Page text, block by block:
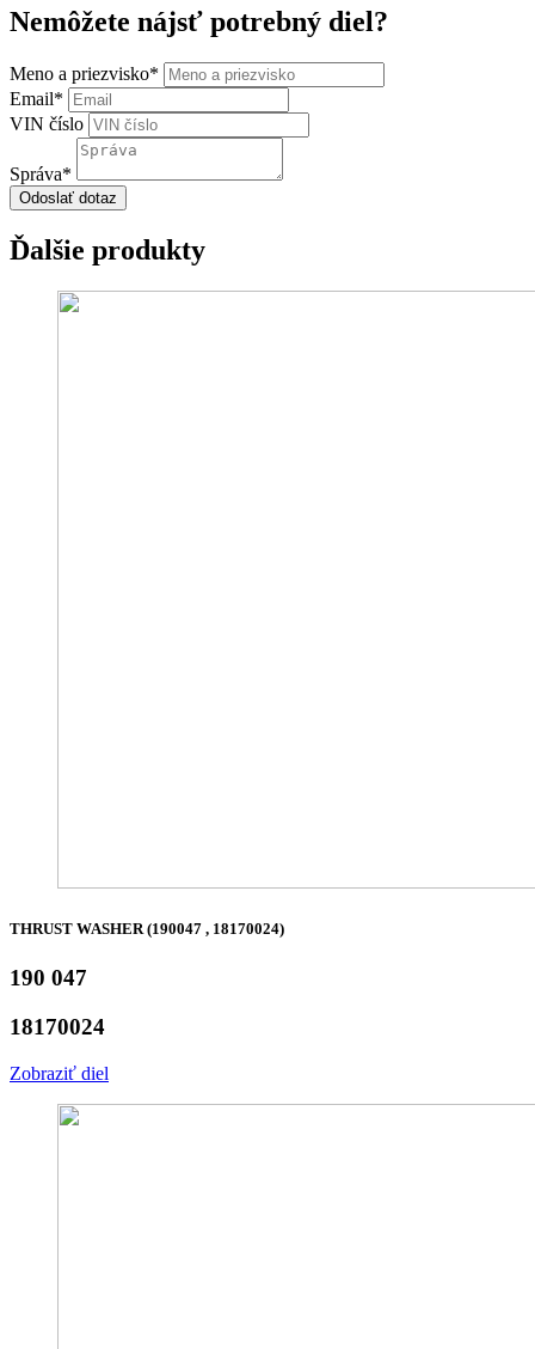
Nemôžete nájsť potrebný diel?
Meno a priezvisko*
Email*
VIN číslo
Správa*
Odoslať dotaz
Ďalšie produkty
THRUST WASHER (190047 , 18170024)
190 047
18170024
Zobraziť diel